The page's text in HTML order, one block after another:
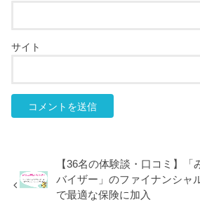
サイト
【36名の体験談・口コミ】「
バイザー」のファイナンシャ
で最適な保険に加入